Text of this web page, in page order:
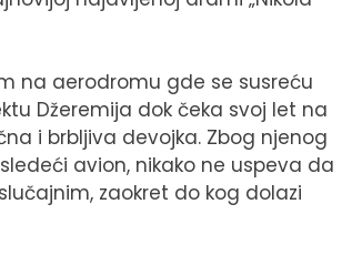
na aerodromu gde se susreću
Džeremija dok čeka svoj let na
i brbljiva devojka. Zbog njenog
avion, nikako ne uspeva da
zaokret do kog dolazi